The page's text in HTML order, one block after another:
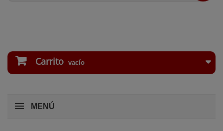
Carrito vacío
MENÚ